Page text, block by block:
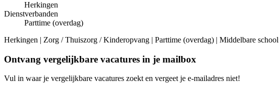
Herkingen
Dienstverbanden
Parttime (overdag)
Herkingen | Zorg / Thuiszorg / Kinderopvang | Parttime (overdag) | Middelbare school
Ontvang vergelijkbare vacatures in je mailbox
Vul in waar je vergelijkbare vacatures zoekt en vergeet je e-mailadres niet!